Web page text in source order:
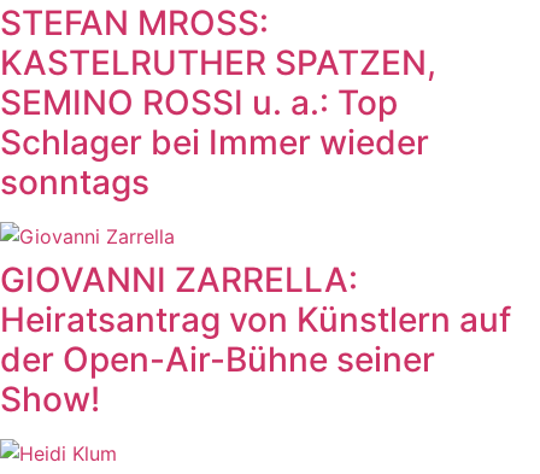
STEFAN MROSS:
KASTELRUTHER SPATZEN,
SEMINO ROSSI u. a.: Top
Schlager bei Immer wieder
sonntags
GIOVANNI ZARRELLA:
Heiratsantrag von Künstlern auf
der Open-Air-Bühne seiner
Show!